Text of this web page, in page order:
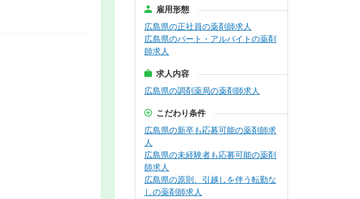
雇用形態
広島県の正社員の薬剤師求人
広島県のパート・アルバイトの薬剤
師求人
求人内容
広島県の調剤薬局の薬剤師求人
こだわり条件
広島県の新卒も応募可能の薬剤師求
人
広島県の未経験者も応募可能の薬剤
師求人
広島県の原則、引越しを伴う転勤な
しの薬剤師求人